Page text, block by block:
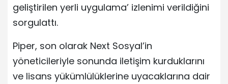
geliştirilen yerli uygulama’ izlenimi verildiğini
sorgulattı.
Piper, son olarak Next Sosyal’in
yöneticileriyle sonunda iletişim kurduklarını
ve lisans yükümlülüklerine uyacaklarına dair